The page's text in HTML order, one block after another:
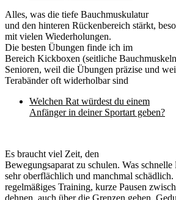
Alles, was die tiefe Bauchmuskulatur
und den hinteren Rückenbereich stärkt,
mit vielen Wiederholungen.
Die besten Übungen finde ich im
Bereich Kickboxen (seitliche
Senioren, weil die Übungen präzise und
Terabänder oft widerholbar sind
Welchen Rat würdest du einem
Anfänger in deiner Sportart geben?
Es braucht viel Zeit, den
Bewegungsaparat zu schulen. Was
sehr oberflächlich und manchmal
regelmäßiges Training, kurze Pausen